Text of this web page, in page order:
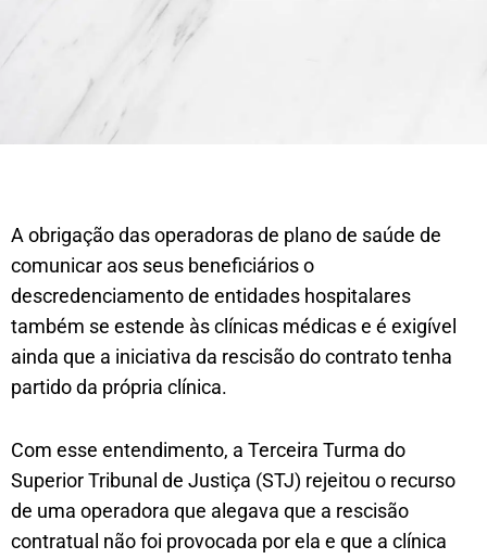
A obrigação das operadoras de plano de saúde de
comunicar aos seus beneficiários o
descredenciamento de entidades hospitalares
também se estende às clínicas médicas e é exigível
ainda que a iniciativa da rescisão do contrato tenha
partido da própria clínica.
Com esse entendimento, a Terceira Turma do
Superior Tribunal de Justiça (STJ) rejeitou o recurso
de uma operadora que alegava que a rescisão
contratual não foi provocada por ela e que a clínica